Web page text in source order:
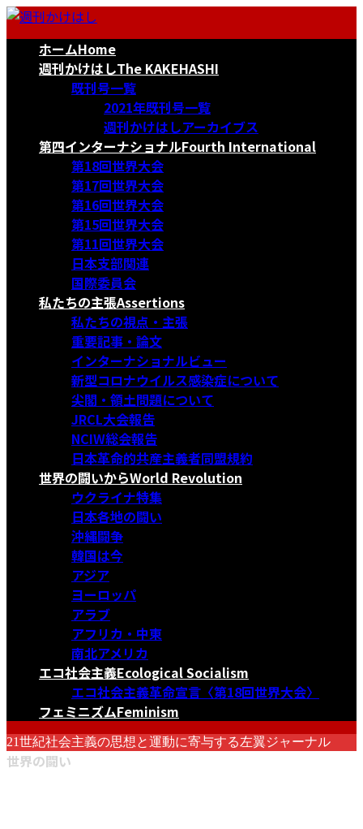
コ
ナ
ホームHome
週刊かけはしThe KAKEHASHI
既刊号一覧
2021年既刊号一覧
週刊かけはしアーカイブス
第四インターナショナルFourth International
第18回世界大会
第17回世界大会
第16回世界大会
第15回世界大会
第11回世界大会
日本支部関連
国際委員会
私たちの主張Assertions
私たちの視点・主張
重要記事・論文
インターナショナルビュー
新型コロナウイルス感染症について
尖閣・領土問題について
JRCL大会報告
NCIW総会報告
日本革命的共産主義者同盟規約
世界の闘いからWorld Revolution
ウクライナ特集
日本各地の闘い
沖縄闘争
韓国は今
アジア
ヨーロッパ
アラブ
アフリカ・中東
南北アメリカ
エコ社会主義Ecological Socialism
エコ社会主義革命宣言〈第18回世界大会〉
フェミニズムFeminism
21世紀社会主義の思想と運動に寄与する左翼ジャーナル
世界の闘い